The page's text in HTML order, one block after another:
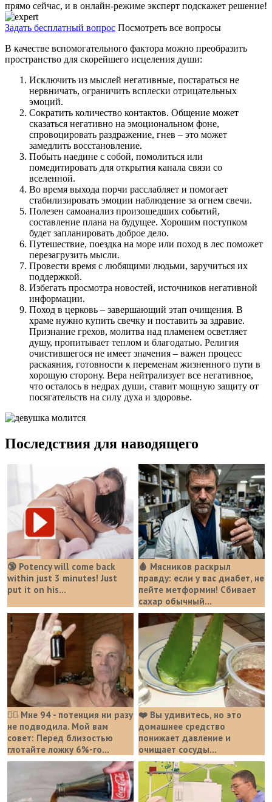
прямо сейчас, и в онлайн-режиме эксперт подскажет решение!
Задать бесплатный вопрос Посмотреть все вопросы
В качестве вспомогательного фактора можно преобразить
пространство для скорейшего исцеления души:
Исключить из мыслей негативные, постараться не
нервничать, ограничить всплески отрицательных
эмоций.
Сократить количество контактов. Общение может
сказаться негативно на эмоциональном фоне,
спровоцировать раздражение, гнев – это может
замедлить восстановление.
Побыть наедине с собой, помолиться или
помедитировать для открытия канала связи со
вселенной.
Во время выхода порчи расслабляет и помогает
стабилизировать эмоции наблюдение за огнем свечи.
Полезен самоанализ произошедших событий,
составление плана на будущее. Хорошим поступком
будет запланировать доброе дело.
Путешествие, поездка на море или поход в лес поможет
перезагрузить мысли.
Провести время с любящими людьми, заручиться их
поддержкой.
Избегать просмотра новостей, источников негативной
информации.
Поход в церковь – завершающий этап очищения. В
храме нужно купить свечку и поставить за здравие.
Признание грехов, молитва над пламенем осветляет
душу, пропитывает теплом и благодатью. Религия
очистившегося не имеет значения – важен процесс
раскаяния, готовности к переменам жизненного пути в
хорошую сторону. Вера нейтрализует все негативное,
что осталось в недрах души, ставит мощную защиту от
посягательств на силу духа и здоровье.
Последствия для наводящего
🔞 Potency will come back
within just 3 minutes! Just
put it on his…
🩸 Мясников раскрыл
правду: если у вас диабет, не
пейте метформин! Сбивает
сахар обычный...
❤️‍🔥 Мне 94 - потенция ни разу
не подводила. Мой вам
совет: Перед близостью
глотайте ложку 6%-го...
❤️ Вы удивитесь, но это
домашнее средство
понижает давление и
очищает сосуды...